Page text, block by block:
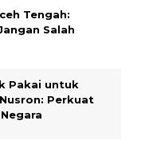
Tengah:
Salah
Pakai untuk
Perkuat